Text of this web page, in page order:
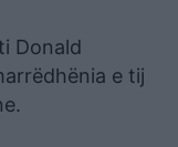
Donald
e tij